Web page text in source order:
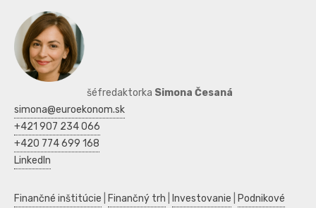
šéfredaktorka Simona Česaná
simona@euroekonom.sk
+421 907 234 066
+420 774 699 168
LinkedIn
Finančné inštitúcie Finančný trh Investovanie
Podnikové